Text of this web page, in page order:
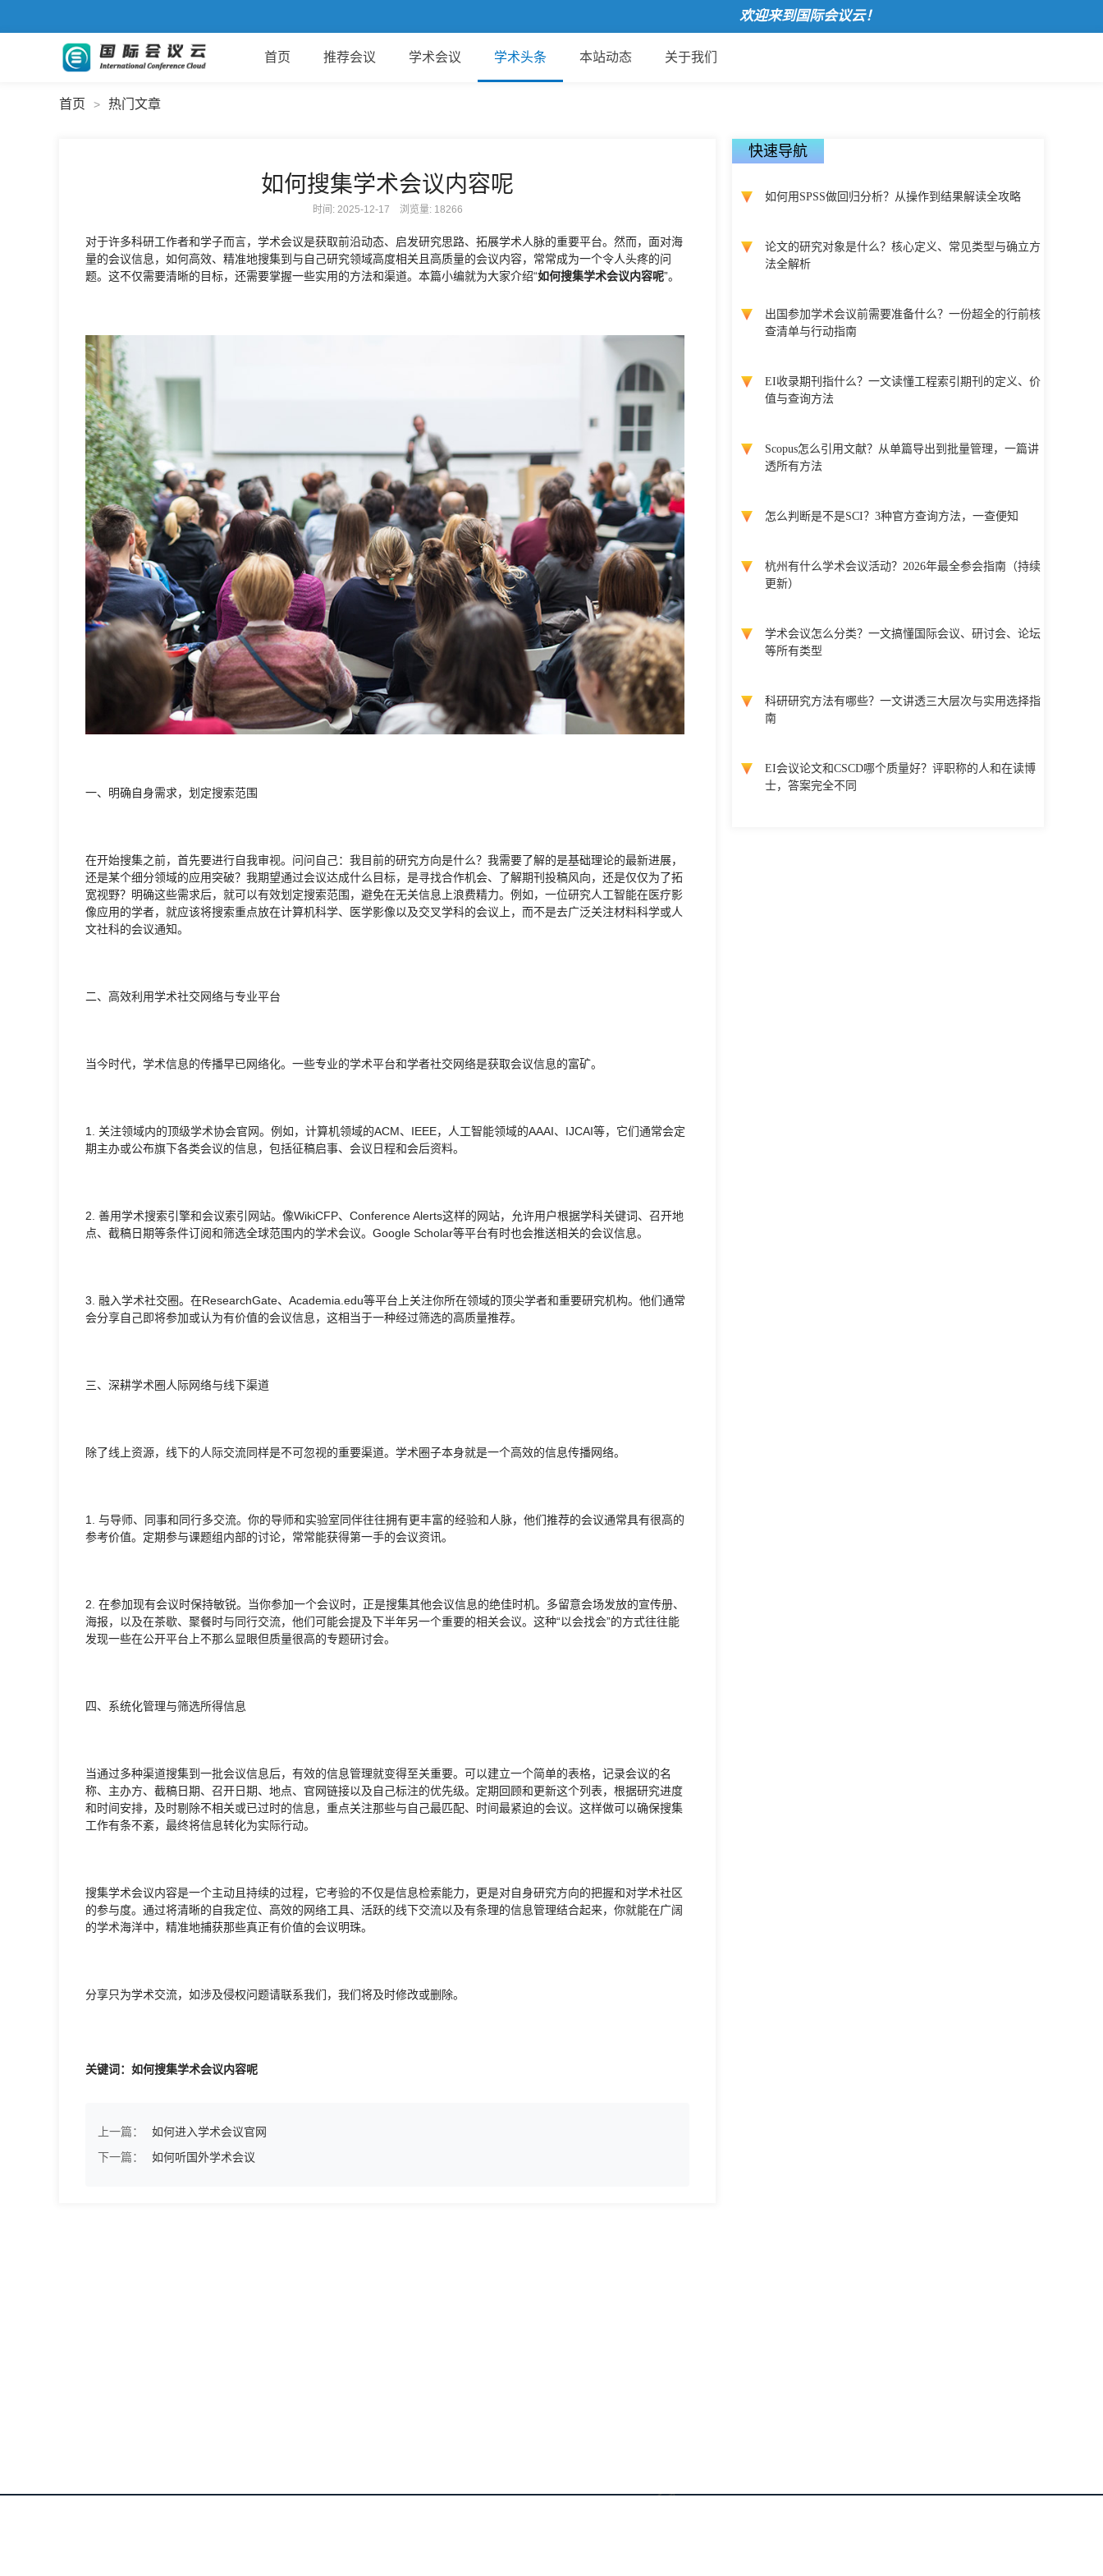
欢迎来到国际会议云！
首页 推荐会议 学术会议 学术头条 本站动态 关于我们
首页 > 热门文章
如何搜集学术会议内容呢
时间: 2025-12-17 浏览量: 18266
对于许多科研工作者和学子而言，学术会议是获取前沿动态、启发研究思路、拓展学术人脉的重要平台。然而，面对海
量的会议信息，如何高效、精准地搜集到与自己研究领域高度相关且高质量的会议内容，常常成为一个令人头疼的问
题。这不仅需要清晰的目标，还需要掌握一些实用的方法和渠道。本篇小编就为大家介绍“如何搜集学术会议内容呢”。
一、明确自身需求，划定搜索范围
在开始搜集之前，首先要进行自我审视。问问自己：我目前的研究方向是什么？我需要了解的是基础理论的最新进展，
还是某个细分领域的应用突破？我期望通过会议达成什么目标，是寻找合作机会、了解期刊投稿风向，还是仅仅为了拓
宽视野？明确这些需求后，就可以有效划定搜索范围，避免在无关信息上浪费精力。例如，一位研究人工智能在医疗影
像应用的学者，就应该将搜索重点放在计算机科学、医学影像以及交叉学科的会议上，而不是去广泛关注材料科学或人
文社科的会议通知。
二、高效利用学术社交网络与专业平台
当今时代，学术信息的传播早已网络化。一些专业的学术平台和学者社交网络是获取会议信息的富矿。
1. 关注领域内的顶级学术协会官网。例如，计算机领域的ACM、IEEE，人工智能领域的AAAI、IJCAI等，它们通常会定
期主办或公布旗下各类会议的信息，包括征稿启事、会议日程和会后资料。
2. 善用学术搜索引擎和会议索引网站。像WikiCFP、Conference Alerts这样的网站，允许用户根据学科关键词、召开地
点、截稿日期等条件订阅和筛选全球范围内的学术会议。Google Scholar等平台有时也会推送相关的会议信息。
3. 融入学术社交圈。在ResearchGate、Academia.edu等平台上关注你所在领域的顶尖学者和重要研究机构。他们通常
会分享自己即将参加或认为有价值的会议信息，这相当于一种经过筛选的高质量推荐。
三、深耕学术圈人际网络与线下渠道
除了线上资源，线下的人际交流同样是不可忽视的重要渠道。学术圈子本身就是一个高效的信息传播网络。
1. 与导师、同事和同行多交流。你的导师和实验室同伴往往拥有更丰富的经验和人脉，他们推荐的会议通常具有很高的
参考价值。定期参与课题组内部的讨论，常常能获得第一手的会议资讯。
2. 在参加现有会议时保持敏锐。当你参加一个会议时，正是搜集其他会议信息的绝佳时机。多留意会场发放的宣传册、
海报，以及在茶歇、聚餐时与同行交流，他们可能会提及下半年另一个重要的相关会议。这种“以会找会”的方式往往能
发现一些在公开平台上不那么显眼但质量很高的专题研讨会。
四、系统化管理与筛选所得信息
当通过多种渠道搜集到一批会议信息后，有效的信息管理就变得至关重要。可以建立一个简单的表格，记录会议的名
称、主办方、截稿日期、召开日期、地点、官网链接以及自己标注的优先级。定期回顾和更新这个列表，根据研究进度
和时间安排，及时剔除不相关或已过时的信息，重点关注那些与自己最匹配、时间最紧迫的会议。这样做可以确保搜集
工作有条不紊，最终将信息转化为实际行动。
搜集学术会议内容是一个主动且持续的过程，它考验的不仅是信息检索能力，更是对自身研究方向的把握和对学术社区
的参与度。通过将清晰的自我定位、高效的网络工具、活跃的线下交流以及有条理的信息管理结合起来，你就能在广阔
的学术海洋中，精准地捕获那些真正有价值的会议明珠。
分享只为学术交流，如涉及侵权问题请联系我们，我们将及时修改或删除。
关键词：如何搜集学术会议内容呢
上一篇：
如何进入学术会议官网
下一篇：
如何听国外学术会议
快速导航
如何用SPSS做回归分析？从操作到结果解读全攻略
论文的研究对象是什么？核心定义、常见类型与确立方
法全解析
出国参加学术会议前需要准备什么？一份超全的行前核
查清单与行动指南
EI收录期刊指什么？一文读懂工程索引期刊的定义、价
值与查询方法
Scopus怎么引用文献？从单篇导出到批量管理，一篇讲
透所有方法
怎么判断是不是SCI？3种官方查询方法，一查便知
杭州有什么学术会议活动？2026年最全参会指南（持续
更新）
学术会议怎么分类？一文搞懂国际会议、研讨会、论坛
等所有类型
科研研究方法有哪些？一文讲透三大层次与实用选择指
南
EI会议论文和CSCD哪个质量好？评职称的人和在读博
士，答案完全不同